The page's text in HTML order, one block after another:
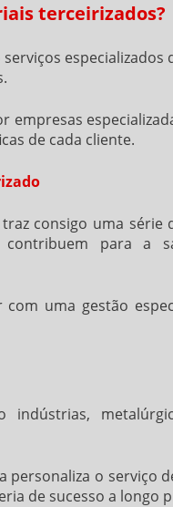
terceirizados?
serviços
empresas
de cada cliente.
consigo uma série
contribuem para a
uma gestão
personaliza o serviço
de sucesso a longo